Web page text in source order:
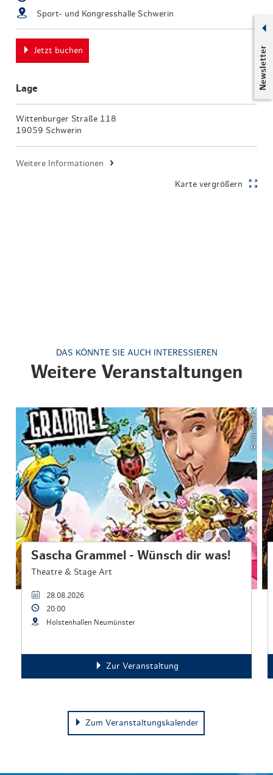
Newsletter
Sport- und Kongresshalle Schwerin
Jetzt buchen
Lage
Wittenburger Straße 118
19059 Schwerin
Weitere Informationen
Karte vergrößern
DAS KÖNNTE SIE AUCH INTERESSIEREN
Weitere Veranstaltungen
© links im Bild
Sascha Grammel - Wünsch dir was!
Theatre & Stage Art
28.08.2026
20:00
Holstenhallen Neumünster
Zur Veranstaltung
Zum Veranstaltungskalender